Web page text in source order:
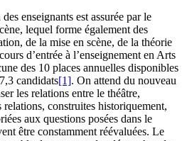
enseignants est assurée par le
lequel forme également des
de la mise en scène, de la théorie
d’entrée à l’enseignement en Arts
des 10 places annuelles disponibles
candidats[1]. On attend du nouveau
les relations entre le théâtre,
relations, construites historiquement,
aux questions posées dans le
être constamment réévaluées. Le